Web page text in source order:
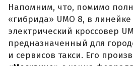
Напомним, что, помимо
«гибрида» UMO 8, в линейке
электрический кроссовер
предназначенный для
и сервисов такси. Его